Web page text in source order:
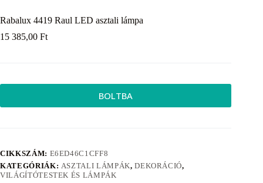
Rabalux 4419 Raul LED asztali lámpa
15 385,00 Ft
BOLTBA
CIKKSZÁM: E6ED46C1CFF8
KATEGÓRIÁK: ASZTALI LÁMPÁK,DEKORÁCIÓ,
VILÁGÍTÓTESTEK ÉS LÁMPÁK